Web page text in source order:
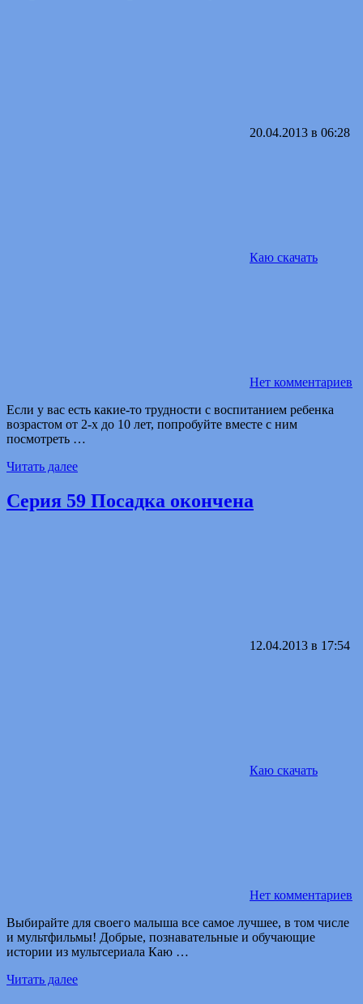
20.04.2013 в 06:28
Каю скачать
Нет комментариев
Если у вас есть какие-то трудности с воспитанием ребенка
возрастом от 2-х до 10 лет, попробуйте вместе с ним
посмотреть …
Читать далее
Серия 59 Посадка окончена
12.04.2013 в 17:54
Каю скачать
Нет комментариев
Выбирайте для своего малыша все самое лучшее, в том числе
и мультфильмы! Добрые, познавательные и обучающие
истории из мультсериала Каю …
Читать далее